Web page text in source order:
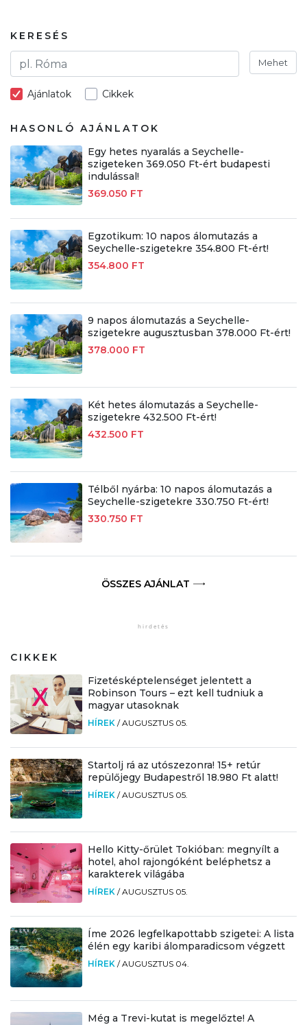
KERESÉS
Mehet
Ajánlatok Cikkek
HASONLÓ AJÁNLATOK
Egy hetes nyaralás a Seychelle-
szigeteken 369.050 Ft-ért budapesti
indulással!
369.050 FT
Egzotikum: 10 napos álomutazás a
Seychelle-szigetekre 354.800 Ft-ért!
354.800 FT
9 napos álomutazás a Seychelle-
szigetekre augusztusban 378.000 Ft-ért!
378.000 FT
Két hetes álomutazás a Seychelle-
szigetekre 432.500 Ft-ért!
432.500 FT
Télből nyárba: 10 napos álomutazás a
Seychelle-szigetekre 330.750 Ft-ért!
330.750 FT
ÖSSZES AJÁNLAT
CIKKEK
Fizetésképtelenséget jelentett a
Robinson Tours – ezt kell tudniuk a
magyar utasoknak
HÍREK /AUGUSZTUS 05.
Startolj rá az utószezonra! 15+ retúr
repülőjegy Budapestről 18.980 Ft alatt!
HÍREK /AUGUSZTUS 05.
Hello Kitty-őrület Tokióban: megnyílt a
hotel, ahol rajongóként beléphetsz a
karakterek világába
HÍREK /AUGUSZTUS 05.
Íme 2026 legfelkapottabb szigetei: A lista
élén egy karibi álomparadicsom végzett
HÍREK /AUGUSZTUS 04.
Még a Trevi-kutat is megelőzte! A